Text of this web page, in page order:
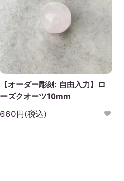
【オーダー彫刻: 自由入力】ロ
ーズクオーツ10mm
660円(税込)